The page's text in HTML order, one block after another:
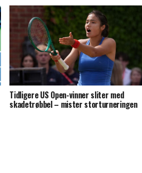
Tidligere US Open-vinner sliter med
skadetrøbbel – mister storturneringen